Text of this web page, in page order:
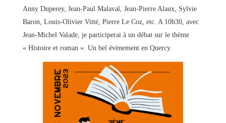
Anny Duperey, Jean-Paul Malaval, Jean-Pierre Alaux, Sylvie
Baron, Louis-Olivier Vitté, Pierre Le Coz, etc. A 10h30, avec
Jean-Michel Valade, je participerai à un débat sur le thème
« Histoire et roman ». Un bel évènement en Quercy.